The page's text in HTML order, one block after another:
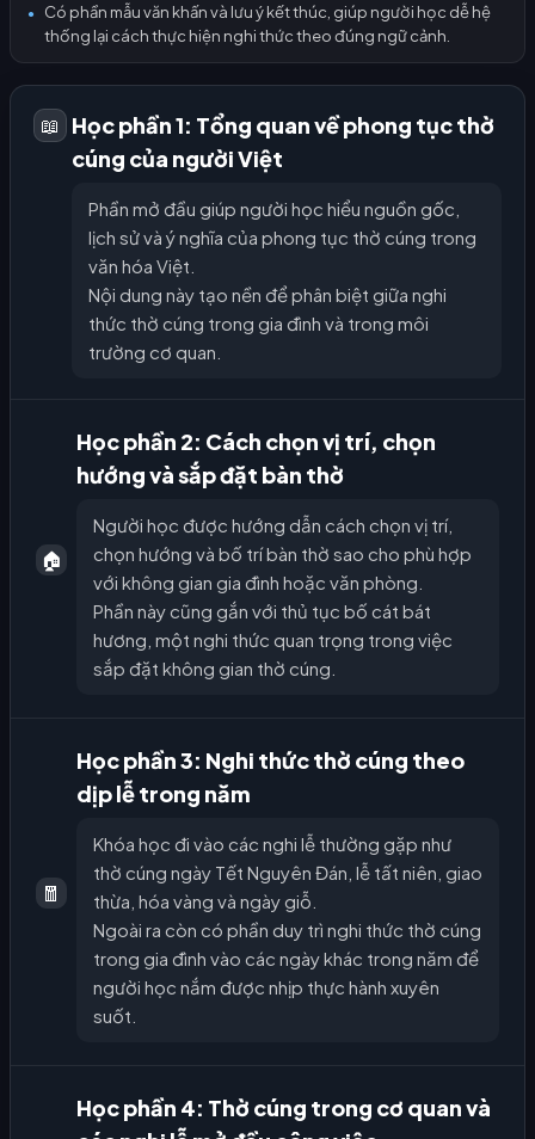
●
Có phần mẫu văn khấn và lưu ý kết thúc, giúp người học dễ hệ
thống lại cách thực hiện nghi thức theo đúng ngữ cảnh.
📖
Học phần 1: Tổng quan về phong tục thờ
cúng của người Việt
Phần mở đầu giúp người học hiểu nguồn gốc,
lịch sử và ý nghĩa của phong tục thờ cúng trong
văn hóa Việt.
Nội dung này tạo nền để phân biệt giữa nghi
thức thờ cúng trong gia đình và trong môi
trường cơ quan.
🏠
Học phần 2: Cách chọn vị trí, chọn
hướng và sắp đặt bàn thờ
Người học được hướng dẫn cách chọn vị trí,
chọn hướng và bố trí bàn thờ sao cho phù hợp
với không gian gia đình hoặc văn phòng.
Phần này cũng gắn với thủ tục bố cát bát
hương, một nghi thức quan trọng trong việc
sắp đặt không gian thờ cúng.
🧧
Học phần 3: Nghi thức thờ cúng theo
dịp lễ trong năm
Khóa học đi vào các nghi lễ thường gặp như
thờ cúng ngày Tết Nguyên Đán, lễ tất niên, giao
thừa, hóa vàng và ngày giỗ.
Ngoài ra còn có phần duy trì nghi thức thờ cúng
trong gia đình vào các ngày khác trong năm để
người học nắm được nhịp thực hành xuyên
suốt.
Học phần 4: Thờ cúng trong cơ quan và